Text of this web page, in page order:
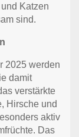
Katzen
sind.
2025 werden
damit
verstärkte
Hirsche und
aktiv
Das